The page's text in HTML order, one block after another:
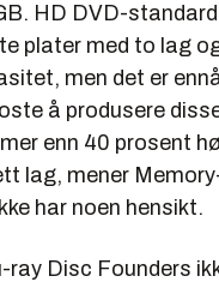
HD DVD-
plater med to lag
men det er
å produsere
enn 40 prosent
lag, mener
har noen hensikt.
ray Disc Founders